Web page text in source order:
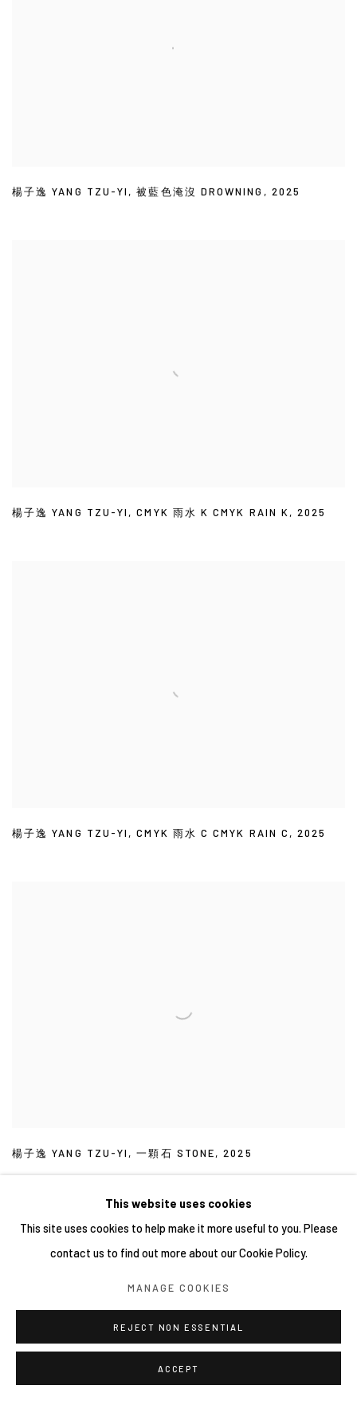
楊子逸 YANG TZU-YI ,被藍色淹沒 DROWNING , 2025
楊子逸 YANG TZU-YI ,CMYK 雨水 K CMYK RAIN K ,2025
楊子逸 YANG TZU-YI ,CMYK 雨水 C CMYK RAIN C ,2025
楊子逸 YANG TZU-YI ,一顆石 STONE,2025
COPYRIGHT © 2026 YIRI ARTS, BACK_Y & YIRI JAKARTA.
ALL RIGHTS RESERVED.
This website uses cookies
This site uses cookies to help make it more useful to you. Please
contact us to find out more about our Cookie Policy.
MANAGE COOKIES
REJECT NON ESSENTIAL
ACCEPT